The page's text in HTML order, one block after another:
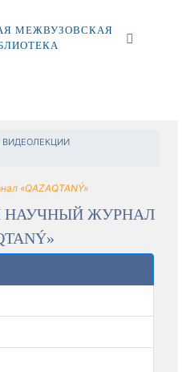
МЕЖВУЗОВСКАЯ
ВИДЕОЛЕКЦИИ
«QAZAQTANÝ»
НАУЧНЫЙ ЖУРНАЛ